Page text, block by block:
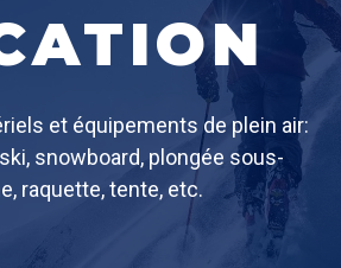
et équipements de plein air:
snowboard, plongée sous-
raquette, tente, etc.